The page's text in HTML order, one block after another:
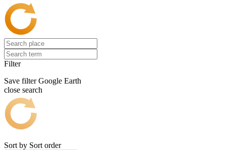
Filter
Save filter Google Earth
close search
Sort by Sort order